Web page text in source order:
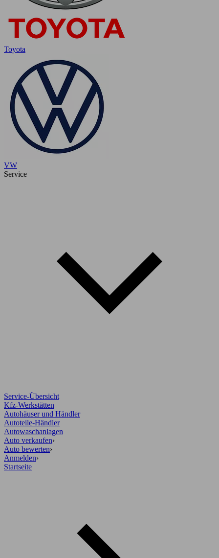
Toyota
VW
Service
Service-Übersicht
Kfz-Werkstätten
Autohäuser und Händler
Autoteile-Händler
Autowaschanlagen
Auto verkaufen›
Auto bewerten›
Anmelden›
Startseite